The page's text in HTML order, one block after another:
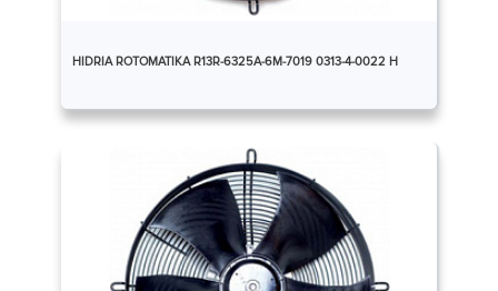
HIDRIA ROTOMATIKA R13R-6325A-6M-7019 0313-4-0022 Н